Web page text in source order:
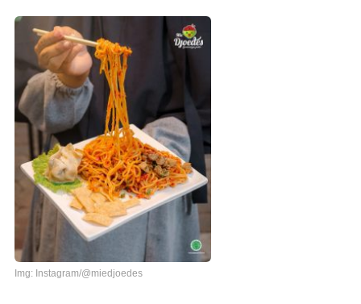
Img: Instagram/@miedjoedes